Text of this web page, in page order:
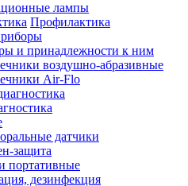
лампы
Профилактика
и принадлежности к ним
воздушно-абразивные
Air-Flo
датчики
защита
портативные